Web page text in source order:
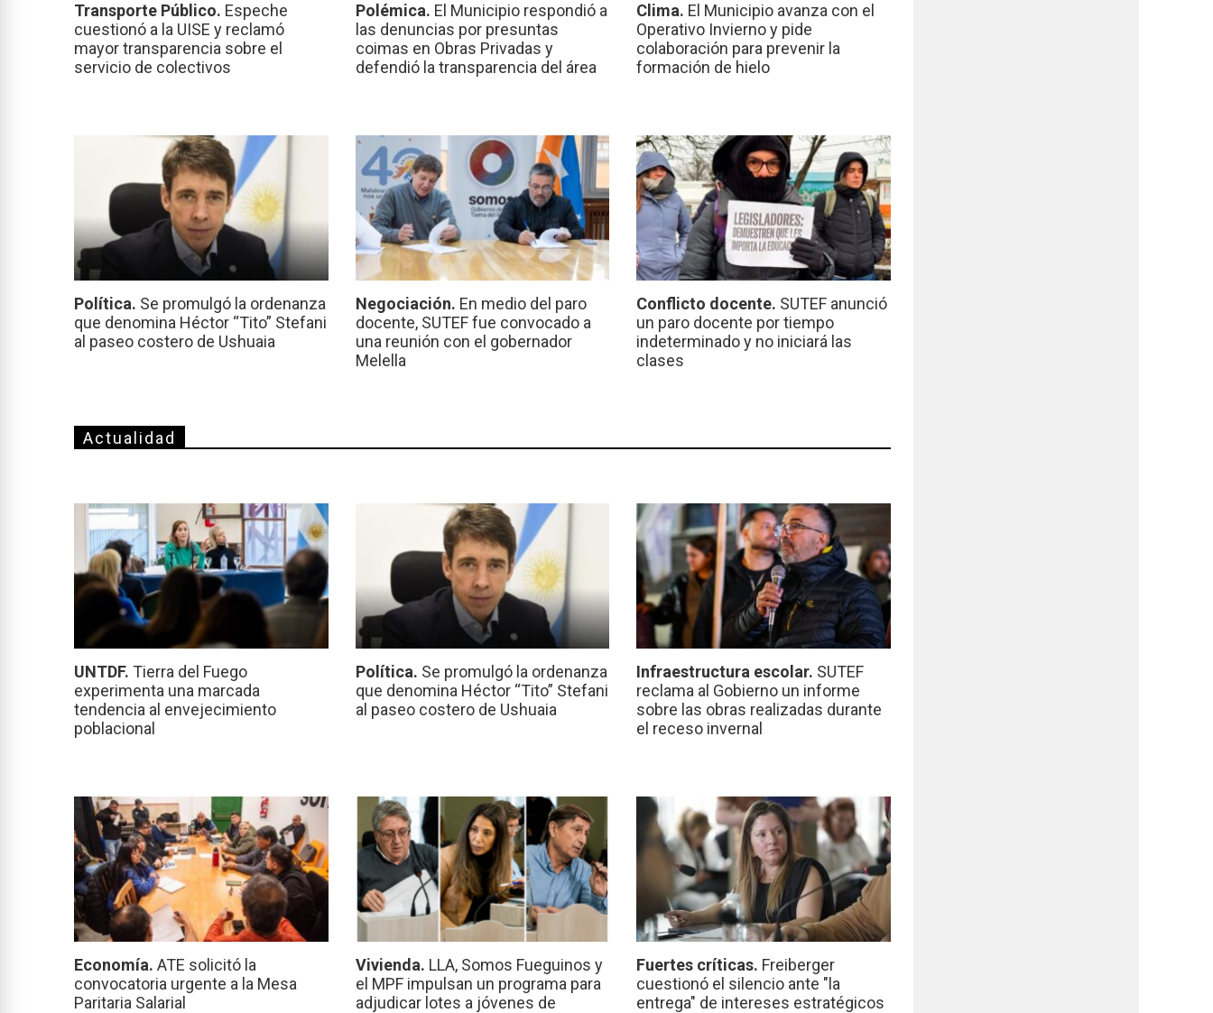
Transporte Público. Espeche
cuestionó a la UISE y reclamó
mayor transparencia sobre el
servicio de colectivos
Polémica. El Municipio respondió a
las denuncias por presuntas
coimas en Obras Privadas y
defendió la transparencia del área
Clima. El Municipio avanza con el
Operativo Invierno y pide
colaboración para prevenir la
formación de hielo
Política. Se promulgó la ordenanza
que denomina Héctor “Tito” Stefani
al paseo costero de Ushuaia
Negociación. En medio del paro
docente, SUTEF fue convocado a
una reunión con el gobernador
Melella
Conflicto docente. SUTEF anunció
un paro docente por tiempo
indeterminado y no iniciará las
clases
Actualidad
UNTDF. Tierra del Fuego
experimenta una marcada
tendencia al envejecimiento
poblacional
Política. Se promulgó la ordenanza
que denomina Héctor “Tito” Stefani
al paseo costero de Ushuaia
Infraestructura escolar. SUTEF
reclama al Gobierno un informe
sobre las obras realizadas durante
el receso invernal
Economía. ATE solicitó la
convocatoria urgente a la Mesa
Paritaria Salarial
Vivienda. LLA, Somos Fueguinos y
el MPF impulsan un programa para
adjudicar lotes a jóvenes de
Fuertes críticas. Freiberger
cuestionó el silencio ante "la
entrega" de intereses estratégicos